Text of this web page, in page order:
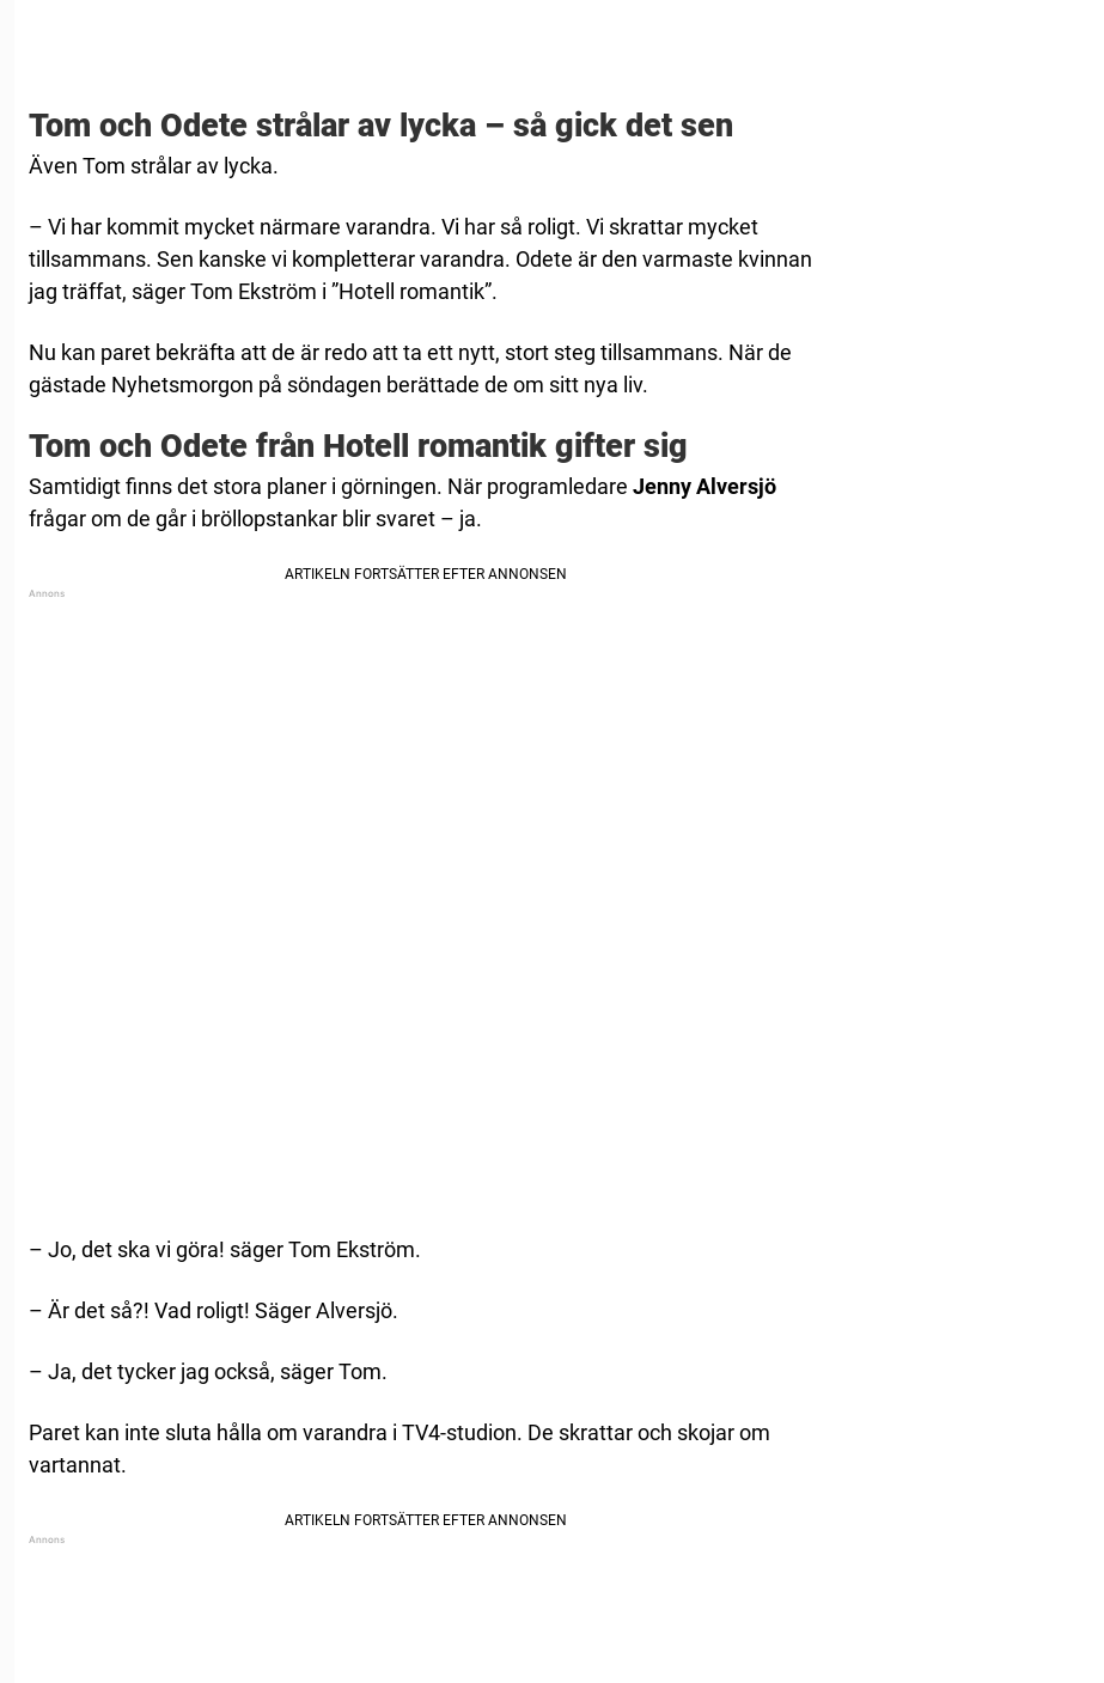
Tom och Odete strålar av lycka – så gick det sen
Även Tom strålar av lycka.
– Vi har kommit mycket närmare varandra. Vi har så roligt. Vi skrattar mycket
tillsammans. Sen kanske vi kompletterar varandra. Odete är den varmaste kvinnan
jag träffat, säger Tom Ekström i ”Hotell romantik”.
Nu kan paret bekräfta att de är redo att ta ett nytt, stort steg tillsammans. När de
gästade Nyhetsmorgon på söndagen berättade de om sitt nya liv.
Tom och Odete från Hotell romantik gifter sig
Samtidigt finns det stora planer i görningen. När programledare Jenny Alversjö
frågar om de går i bröllopstankar blir svaret – ja.
– Jo, det ska vi göra! säger Tom Ekström.
– Är det så?! Vad roligt! Säger Alversjö.
– Ja, det tycker jag också, säger Tom.
Paret kan inte sluta hålla om varandra i TV4-studion. De skrattar och skojar om
vartannat.